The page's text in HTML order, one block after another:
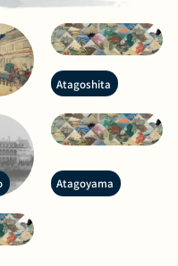
Atagoshita
Atagoyama